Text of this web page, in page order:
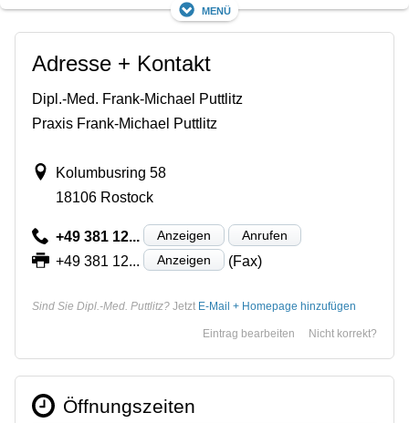
Menü
Adresse + Kontakt
Dipl.-Med. Frank-Michael Puttlitz
Praxis Frank-Michael Puttlitz
Kolumbusring 58
18106 Rostock
+49 381 12... Anzeigen Anrufen
+49 381 12... Anzeigen (Fax)
Sind Sie Dipl.-Med. Puttlitz? Jetzt E-Mail + Homepage hinzufügen
Nicht korrekt?
Eintrag bearbeiten
Öffnungszeiten